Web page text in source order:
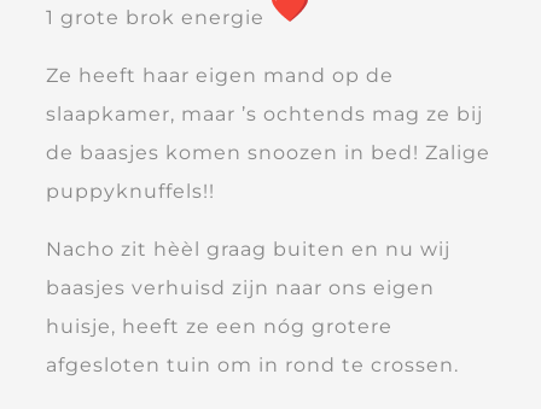
1 grote brok energie
Ze heeft haar eigen mand op de
slaapkamer, maar ’s ochtends mag ze bij
de baasjes komen snoozen in bed! Zalige
puppyknuffels!!
Nacho zit hèèl graag buiten en nu wij
baasjes verhuisd zijn naar ons eigen
huisje, heeft ze een nóg grotere
afgesloten tuin om in rond te crossen.